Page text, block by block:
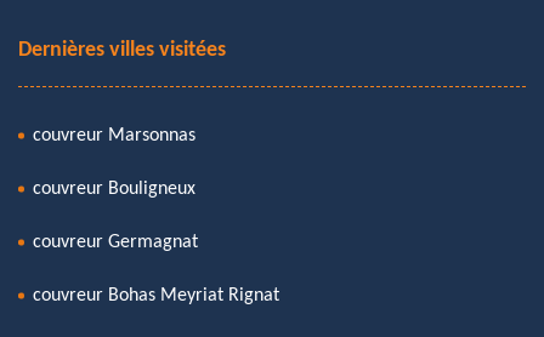
Dernières villes visitées
couvreur Marsonnas
couvreur Bouligneux
couvreur Germagnat
couvreur Bohas Meyriat Rignat